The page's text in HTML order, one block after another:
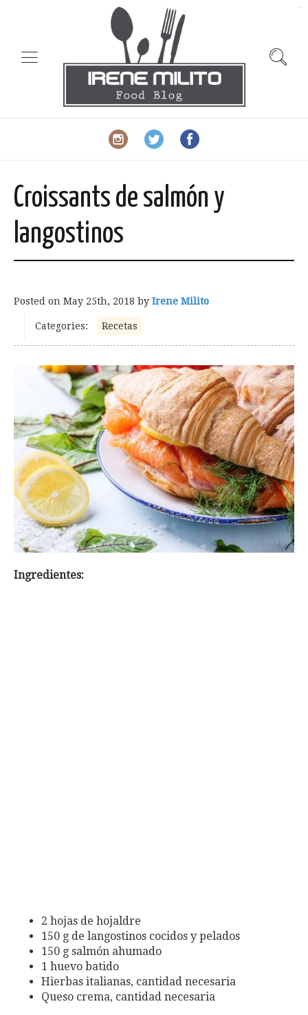
Croissants de salmón y
langostinos
Posted on May 25th, 2018 by Irene Milito
Categories: Recetas
Ingredientes:
2 hojas de hojaldre
150 g de langostinos cocidos y pelados
150 g salmón ahumado
1 huevo batido
Hierbas italianas, cantidad necesaria
Queso crema, cantidad necesaria